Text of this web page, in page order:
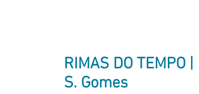
RIMAS DO TEMPO |
S. Gomes